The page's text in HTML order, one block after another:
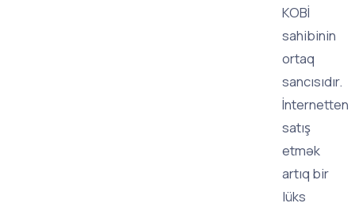
KOBİ
sahibinin
ortaq
sancısıdır.
İnternetten
satış
etmək
artıq bir
lüks